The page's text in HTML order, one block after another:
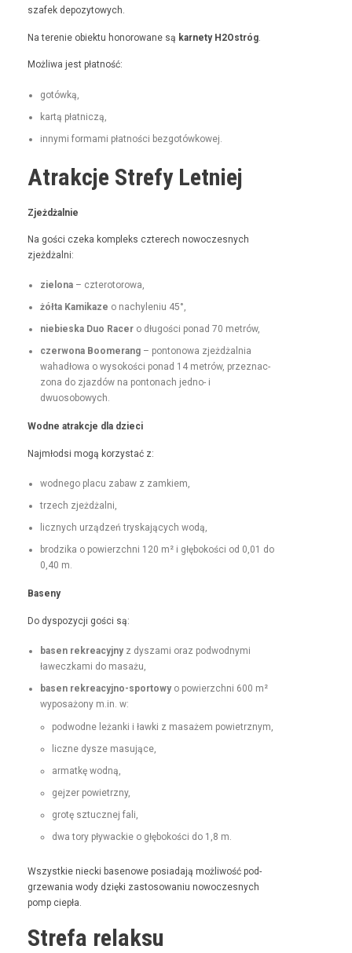
szafek depozytowych.
Na tere­nie obiek­tu hon­orowane są kar­ne­ty H2Ostróg
Możli­wa jest płatność:
gotówką,
kartą płat­niczą,
inny­mi for­ma­mi płat­noś­ci bezgotówkowej.
Atrakcje Strefy Letniej
Zjeżdżal­nie
Na goś­ci czeka kom­pleks czterech nowoczes­nych
zjeżdżalni:
zielona– czterotorowa,
żół­ta Kamikaze o nachyle­niu 45°,
niebies­ka Duo Rac­ero dłu­goś­ci pon­ad 70 metrów,
czer­wona Boomerang– pontonowa zjeżdżal­nia
wahadłowa o wysokoś­ci pon­ad 14 metrów, przez­nac­
zona do zjazdów na pon­tonach jed­no- i
dwuosobowych.
Wodne atrakc­je dla dzieci
Najmłod­si mogą korzys­tać z:
wod­nego placu zabaw z zamkiem,
trzech zjeżdżal­ni,
licznych urządzeń tryska­ją­cych wodą,
brodzi­ka o powierzch­ni 120 m² i głębokoś­ci od 0,01 do
0,40 m.
Base­ny
Do dys­pozy­cji goś­ci są:
basen rekrea­cyjnyz dysza­mi oraz pod­wod­ny­mi
ławeczka­mi do masażu,
basen rekrea­cyjno-sportowyo powierzch­ni 600 m²
wyposażony m.in. w:
pod­wodne leżan­ki i ław­ki z masażem powietrznym,
liczne dysze masujące,
armatkę wod­ną,
gejz­er powietrzny,
grotę sztucznej fali,
dwa tory pływack­ie o głębokoś­ci do 1,8 m.
Wszys­tkie niec­ki basenowe posi­ada­ją możli­wość pod­
grze­wa­nia wody dzię­ki zas­tosowa­niu nowoczes­nych
pomp ciepła.
Strefa relaksu